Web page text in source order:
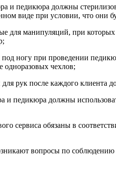
и педикюра должны
виде при условии, что они
для манипуляций, при
ногу при проведении
одноразовых чехлов;
рук после каждого клиента
педикюра должны
сервиса обязаны в
вопросы по соблюдению